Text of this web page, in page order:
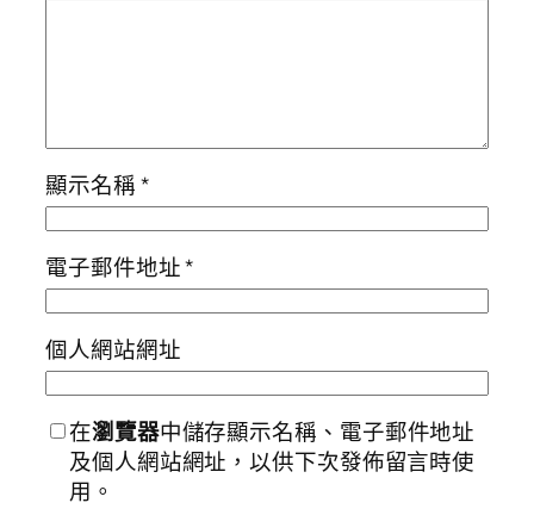
顯示名稱*
電子郵件地址*
個人網站網址
在瀏覽器中儲存顯示名稱、電子郵件地址
及個人網站網址，以供下次發佈留言時使
用。